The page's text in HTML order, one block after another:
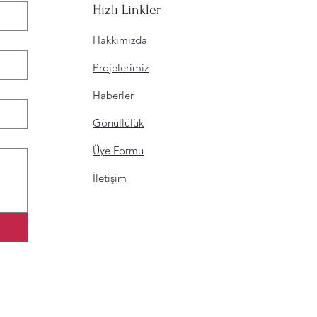
Hızlı Linkler
Hakkımızda
Projelerimiz
Haberler
Gönüllülük
Üye Formu
İletişim